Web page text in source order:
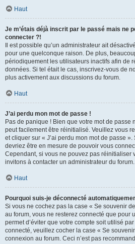
Haut
Je m’étais déjà inscrit par le passé mais ne
connecter ?!
Il est possible qu’un administrateur ait
pour une quelconque raison. De plus,
périodiquement les utilisateurs inactifs afin de
données. Si tel était le cas, inscrivez-vous de
plus activement aux discussions du forum.
Haut
J’ai perdu mon mot de passe !
Pas de panique ! Bien que votre mot de passe
peut facilement être réinitialisé. Veuillez vous
et cliquer sur « J’ai perdu mon mot de passe
devriez être en mesure de pouvoir vous
Cependant, si vous ne pouvez pas réinitialiser
invitons à contacter un administrateur du forum.
Haut
Pourquoi suis-je déconnecté
Si vous ne cochez pas la case « Se souvenir
au forum, vous ne resterez connecté que pour
permet d’éviter que votre compte soit utilisé
connecté, veuillez cocher la case « Se
connexion au forum. Ceci n’est pas